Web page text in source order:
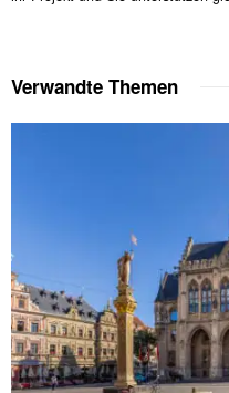
Verwandte Themen